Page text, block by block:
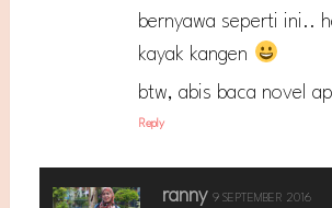
bernyawa seperti ini..
kayak kangen
btw, abis baca novel
Reply
ranny 9 SEPTEMBER 2016